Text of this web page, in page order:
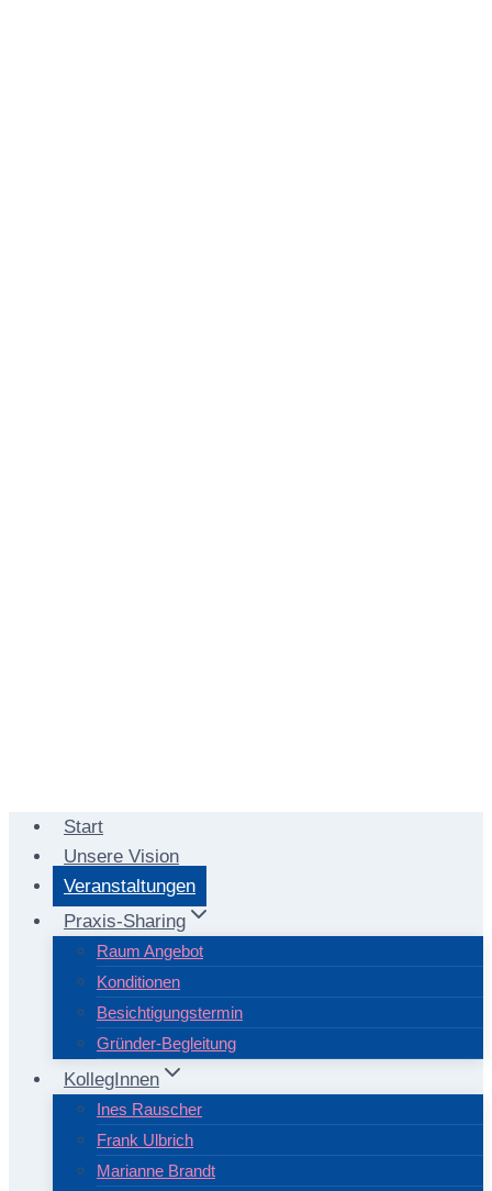
Start
Unsere Vision
Veranstaltungen
Praxis-Sharing
Raum Angebot
Konditionen
Besichtigungstermin
Gründer-Begleitung
KollegInnen
Ines Rauscher
Frank Ulbrich
Marianne Brandt